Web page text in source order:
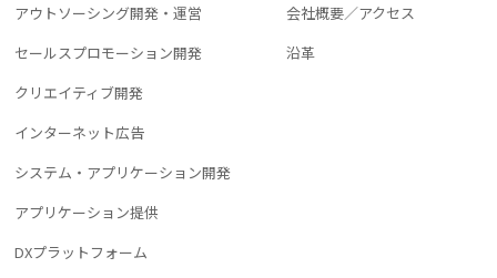
アウトソーシング開発・運営
セールスプロモーション開発
クリエイティブ開発
インターネット広告
システム・アプリケーション開発
アプリケーション提供
DXプラットフォーム
会社概要／アクセス
沿革